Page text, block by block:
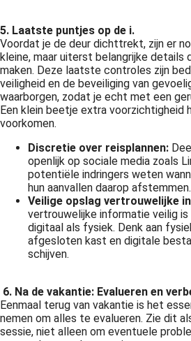
5. Laatste puntjes op de i.
Voordat je de deur dichttrekt, zijn er
kleine, maar uiterst belangrijke details
maken. Deze laatste controles zijn
veiligheid en de beveiliging van
waarborgen, zodat je echt met een
Een klein beetje extra voorzichtigheid
voorkomen.
Discretie over reisplannen:
openlijk op sociale media zoals
potentiële indringers weten
hun aanvallen daarop afstemmen.
Veilige opslag vertrouwelijke
vertrouwelijke informatie veilig
digitaal als fysiek. Denk aan
afgesloten kast en digitale
schijven.
6. Na de vakantie: Evalueren en
Eenmaal terug van vakantie is het
nemen om alles te evalueren. Zie dit
sessie, niet alleen om eventuele